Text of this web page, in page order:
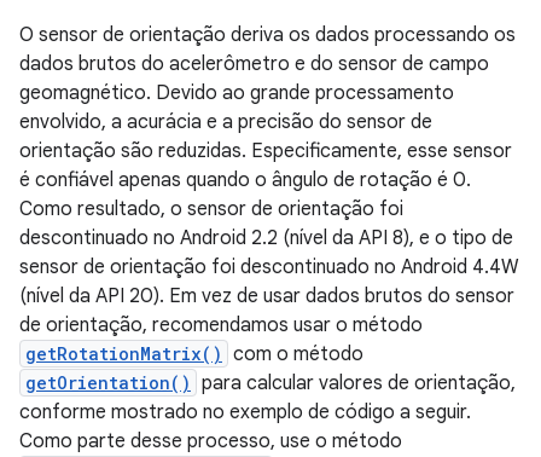
O sensor de orientação deriva os dados processando os
dados brutos do acelerômetro e do sensor de campo
geomagnético. Devido ao grande processamento
envolvido, a acurácia e a precisão do sensor de
orientação são reduzidas. Especificamente, esse sensor
é confiável apenas quando o ângulo de rotação é 0.
Como resultado, o sensor de orientação foi
descontinuado no Android 2.2 (nível da API 8), e o tipo de
sensor de orientação foi descontinuado no Android 4.4W
(nível da API 20). Em vez de usar dados brutos do sensor
de orientação, recomendamos usar o método
getRotationMatrix() com o método
getOrientation() para calcular valores de orientação,
conforme mostrado no exemplo de código a seguir.
Como parte desse processo, use o método